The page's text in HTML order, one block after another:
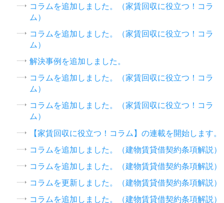
コラムを追加しました。（家賃回収に役立つ！コラ
ム）
コラムを追加しました。（家賃回収に役立つ！コラ
ム）
解決事例を追加しました。
コラムを追加しました。（家賃回収に役立つ！コラ
ム）
コラムを追加しました。（家賃回収に役立つ！コラ
ム）
【家賃回収に役立つ！コラム】の連載を開始します。
コラムを追加しました。（建物賃貸借契約条項解説）
コラムを追加しました。（建物賃貸借契約条項解説）
コラムを更新しました。（建物賃貸借契約条項解説）
コラムを追加しました。（建物賃貸借契約条項解説）